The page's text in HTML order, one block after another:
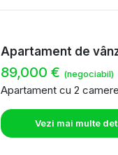
Apartament de
89,000 € (negociabil)
Apartament cu 2
Vezi mai multe